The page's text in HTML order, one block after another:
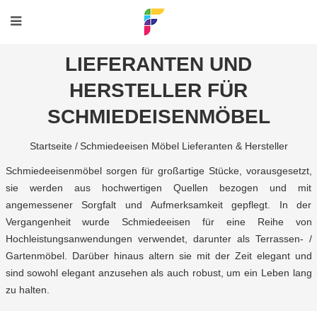
LIEFERANTEN UND
HERSTELLER FÜR
SCHMIEDEISENMÖBEL
Startseite / Schmiedeeisen Möbel Lieferanten & Hersteller
Schmiedeeisenmöbel sorgen für großartige Stücke, vorausgesetzt,
sie werden aus hochwertigen Quellen bezogen und mit
angemessener Sorgfalt und Aufmerksamkeit gepflegt. In der
Vergangenheit wurde Schmiedeeisen für eine Reihe von
Hochleistungsanwendungen verwendet, darunter als Terrassen- /
Gartenmöbel. Darüber hinaus altern sie mit der Zeit elegant und
sind sowohl elegant anzusehen als auch robust, um ein Leben lang
zu halten.